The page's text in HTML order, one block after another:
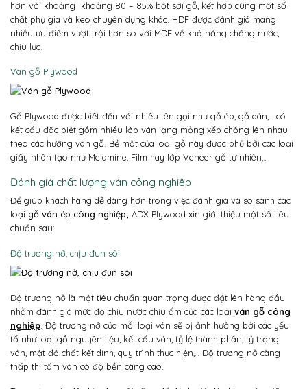
hơn với khoảng khoảng 80 – 85% bột sợi gỗ, kết hợp cùng một số
chất phụ gia và keo chuyên dụng khác. HDF được đánh giá mang
nhiều ưu điểm vượt trội hơn so với MDF về khả năng chống nước,
chịu lực.
Ván gỗ Plywood
Gỗ Plywood được biết đến với nhiều tên gọi như gỗ ép, gỗ dán,… có
kết cấu đặc biệt gồm nhiều lớp ván lạng mỏng xếp chồng lên nhau
theo các hướng vân gỗ. Bề mặt của loại gỗ này được phủ bởi các loại
giấy nhân tạo như Melamine, Film hay lớp Veneer gỗ tự nhiên,…
Đánh giá chất lượng ván công nghiệp
Để giúp khách hàng dễ dàng hơn trong việc đánh giá và so sánh các
loại gỗ ván ép công nghiệp, ADX Plywood xin giới thiệu một số tiêu
chuẩn sau:
Độ trương nở, chịu đun sôi
Độ trương nở là một tiêu chuẩn quan trọng được đặt lên hàng đầu
nhằm đánh giá mức độ chịu nước chịu ẩm của các loại ván gỗ công
nghiệp . Độ trương nở của mỗi loại ván sẽ bị ảnh hưởng bởi các yếu
tố như loại gỗ nguyên liệu, kết cấu ván, tỷ lệ thành phần, tỷ trọng
ván, mật độ chất kết dính, quy trình thực hiện,… Độ trương nở càng
thấp thì tấm ván có độ bền càng cao.